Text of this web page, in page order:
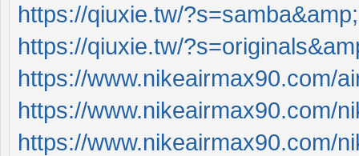
https://qiuxie.tw/
https://qiuxie.tw/
https://www.nikeairmax90.com/
https://www.nikeairmax90.com/
https://www.nikeairmax90.com/